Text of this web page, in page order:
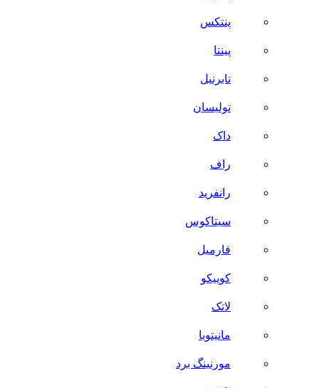
پنتکس
پینتا
تابرنیل
تولیسان
داک
راف
رانفرید
سیتاکوس
فارمیل
کوییکو
لاتک
مانیتوبا
مورنینگ برد